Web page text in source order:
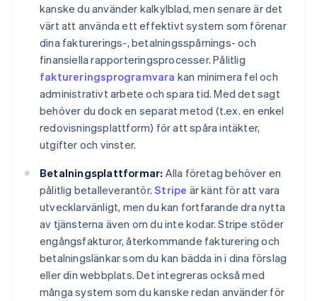
kanske du använder kalkylblad, men senare är det
värt att använda ett effektivt system som förenar
dina fakturerings-, betalningsspårnings- och
finansiella rapporteringsprocesser. Pålitlig
faktureringsprogramvara kan minimera fel och
administrativt arbete och spara tid. Med det sagt
behöver du dock en separat metod (t.ex. en enkel
redovisningsplattform) för att spåra intäkter,
utgifter och vinster.
Betalningsplattformar: Alla företag behöver en
pålitlig betalleverantör.Stripe är känt för att vara
utvecklarvänligt, men du kan fortfarande dra nytta
av tjänsterna även om du inte kodar. Stripe stöder
engångsfakturor, återkommande fakturering och
betalningslänkar som du kan bädda in i dina förslag
eller din webbplats. Det integreras också med
många system som du kanske redan använder för